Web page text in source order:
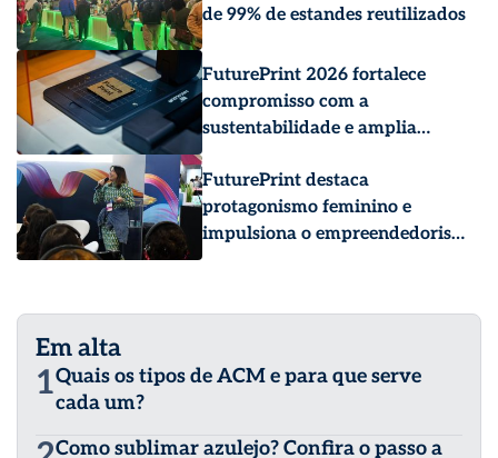
de 99% de estandes reutilizados
FuturePrint 2026 fortalece
compromisso com a
sustentabilidade e amplia
impressão e comunicação visual
FuturePrint destaca
protagonismo feminino e
impulsiona o empreendedorismo
Em alta
1Quais os tipos de ACM e para que serve
cada um?
Como sublimar azulejo? Confira o passo a